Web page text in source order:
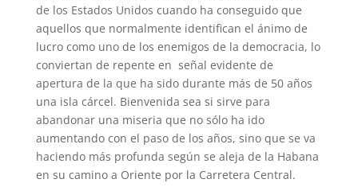
de los Estados Unidos cuando ha conseguido que
aquellos que normalmente identifican el ánimo de
lucro como uno de los enemigos de la democracia, lo
conviertan de repente en señal evidente de
apertura de la que ha sido durante más de 50 años
una isla cárcel. Bienvenida sea si sirve para
abandonar una miseria que no sólo ha ido
aumentando con el paso de los años, sino que se va
haciendo más profunda según se aleja de la Habana
en su camino a Oriente por la Carretera Central.